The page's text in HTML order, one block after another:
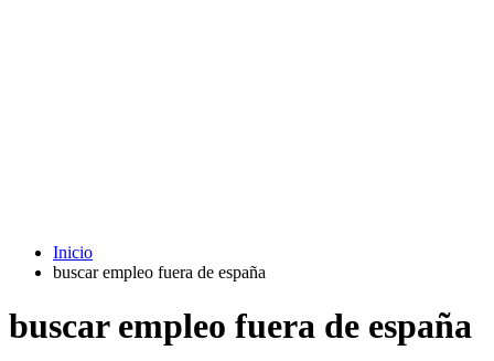
Inicio
buscar empleo fuera de españa
buscar empleo fuera de españa